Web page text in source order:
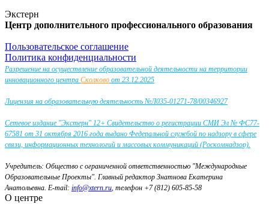
Экстерн
Центр дополнительного профессионального образования
Пользовательское соглашение
Политика конфиденциальности
Разрешение на осуществление образовательной деятельности на территории
инновационного центра Сколково от 23.12.2025
Лицензия на образовательную деятельность №Л035-01271-78/00346927
Сетевое издание "Экстерн" 12+ Свидетельство о регистрации СМИ Эл № ФС77-
67581 от 31 октября 2016 года выдано Федеральной службой по надзору в сфере
связи, информационных технологий и массовых коммуникаций (Роскомнадзор).
Учредитель: Общество с ограниченной ответственностью "Международные
Образовательные Проекты". Главный редактор Знатнова Екатерина
Анатольевна. E-mail: info@xtern.ru, телефон +7 (812) 605-85-58
О центре